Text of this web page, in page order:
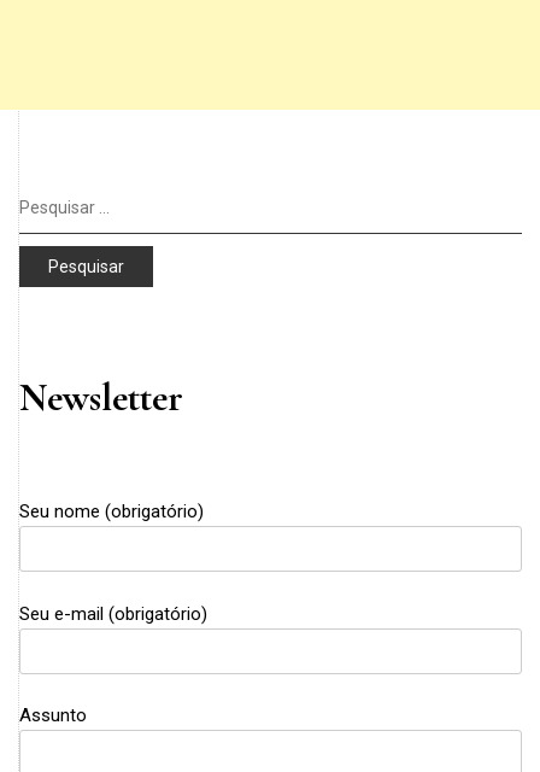
Pesquisar
por:
Newsletter
Seu nome (obrigatório)
Seu e-mail (obrigatório)
Assunto